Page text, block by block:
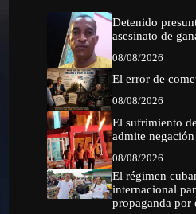
Detenido
asesinato de
08/08/2026
El error de
08/08/2026
El sufrimiento
admite negación
08/08/2026
El régimen
internacional
propaganda por